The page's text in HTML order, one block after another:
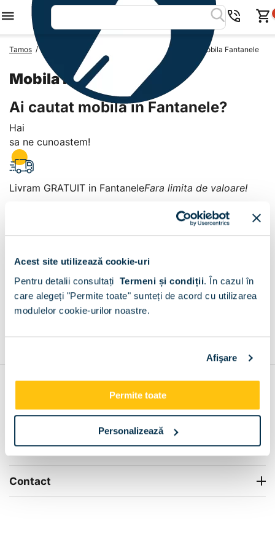
Acest site utilizează cookie-uri
Pentru detalii consultați Termeni și condiții. În cazul în
care alegeți "Permite toate" sunteți de acord cu utilizarea
modulelor cookie-urilor noastre.
Afişare
Permite toate
Personalizează
Tamos / Mobila Romania Mobila Judetul Prahova Mobila Fantanele
Mobila Fantanele
Ai cautat mobila in Fantanele?
Hai
sa ne cunoastem!
Livram GRATUIT in FantaneleFara limita de valoare!
Fantanele
+
Info Center
Livrare
Contact